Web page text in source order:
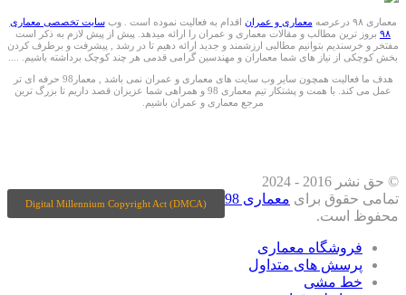
معماری ۹۸ درعرصه معماری و عمران اقدام به فعالیت نموده است . وبسایت تخصصی معماری
۹۸ بروز ترین مطالب و مقالات معماری و عمران را ارائه میدهد. پیش از پیش لازم به ذکر است
مفتخر و خرسندیم بتوانیم مطالبی ارزشمند و جدید ارائه دهیم تا در رشد , پیشرفت و برطرف کردن
بخش کوچکی از نیاز های شما معماران و مهندسین گرامی قدمی هر چند کوچک برداشته باشیم. ....
هدف ما فعالیت همچون سایر وب سایت های معماری و عمران نمی باشد , معمار98 حرفه ای تر
عمل می کند. با همت و پشتکار تیم معماری 98 و همراهی شما عزیزان قصد داریم تا بزرگ ترین
مرجع معماری و عمران باشیم.
Digital Millennium Copyright Act (DMCA)
© حق نشر 2016 - 2024
تمامی حقوق برای معماری 98
محفوظ است.
فروشگاه معماری
پرسش های متداول
خط مشی